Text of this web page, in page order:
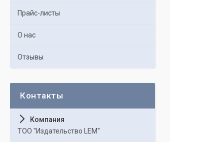
Прайс-листы
О нас
Отзывы
ТОО "Издательство LEM"